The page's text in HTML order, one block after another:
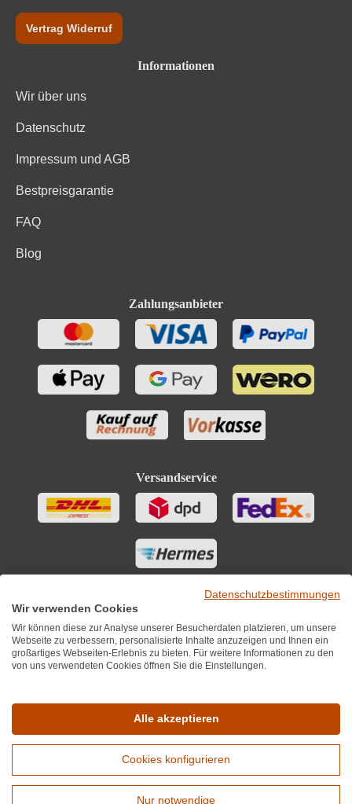
Vertrag Widerruf
Informationen
Wir über uns
Datenschutz
Impressum und AGB
Bestpreisgarantie
FAQ
Blog
Zahlungsanbieter
Versandservice
*Alle Preise inkl. MwST zzgl. 5,90€ Versandkosten je Winzer.
Versandkostenfrei ab 12 Flaschen je Winzer.
Datenschutzbestimmungen
Wir verwenden Cookies
Wir können diese zur Analyse unserer Besucherdaten platzieren, um unsere
Webseite zu verbessern, personalisierte Inhalte anzuzeigen und Ihnen ein
großartiges Webseiten-Erlebnis zu bieten. Für weitere Informationen zu den
von uns verwendeten Cookies öffnen Sie die Einstellungen.
Alle akzeptieren
Cookies konfigurieren
Nur notwendige